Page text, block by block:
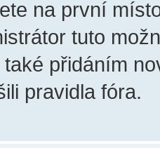
na první
tuto
také přidáním
pravidla fóra.